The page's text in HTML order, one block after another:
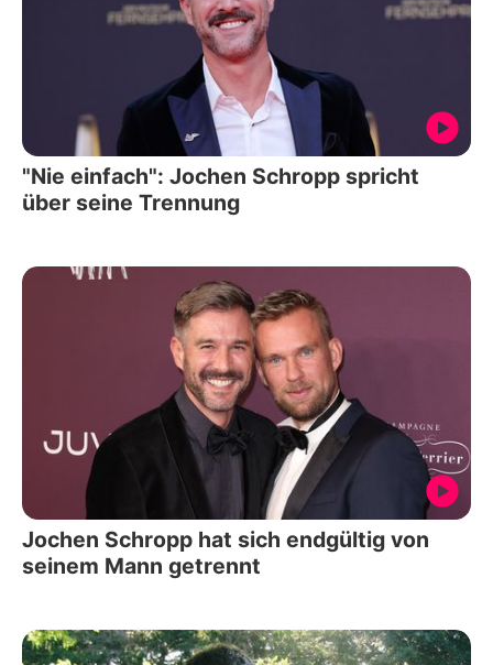
"Nie einfach": Jochen Schropp spricht
über seine Trennung
Jochen Schropp hat sich endgültig von
seinem Mann getrennt